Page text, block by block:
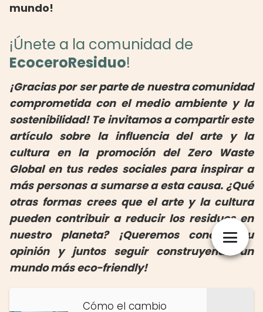
mundo!
¡Únete a la comunidad de
EcoceroResiduo!
¡Gracias por ser parte de nuestra comunidad
comprometida con el medio ambiente y la
sostenibilidad! Te invitamos a compartir este
artículo sobre la influencia del arte y la
cultura en la promoción del Zero Waste
Global en tus redes sociales para inspirar a
más personas a sumarse a esta causa. ¿Qué
otras formas crees que el arte y la cultura
pueden contribuir a reducir los residuos en
nuestro planeta? ¡Queremos conocer tu
opinión y juntos seguir construyendo un
mundo más eco-friendly!
Cómo el cambio